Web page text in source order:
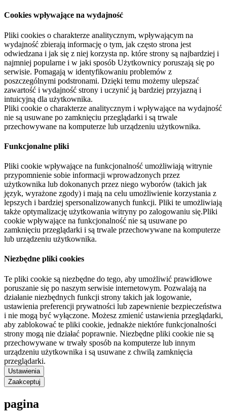
Cookies wpływające na wydajność
Pliki cookies o charakterze analitycznym, wpływającym na
wydajność zbierają informację o tym, jak często strona jest
odwiedzana i jak się z niej korzysta np. które strony są najbardziej i
najmniej popularne i w jaki sposób Użytkownicy poruszają się po
serwisie. Pomagają w identyfikowaniu problemów z
poszczególnymi podstronami. Dzięki temu możemy ulepszać
zawartość i wydajność strony i uczynić ją bardziej przyjazną i
intuicyjną dla użytkownika.
Pliki cookie o charakterze analitycznym i wpływające na wydajność
nie są usuwane po zamknięciu przeglądarki i są trwale
przechowywane na komputerze lub urządzeniu użytkownika.
Funkcjonalne pliki
Pliki cookie wpływające na funkcjonalność umożliwiają witrynie
przypomnienie sobie informacji wprowadzonych przez
użytkownika lub dokonanych przez niego wyborów (takich jak
język, wyrażone zgody) i mają na celu umożliwienie korzystania z
lepszych i bardziej spersonalizowanych funkcji. Pliki te umożliwiają
także optymalizację użytkowania witryny po zalogowaniu się.Pliki
cookie wpływające na funkcjonalność nie są usuwane po
zamknięciu przeglądarki i są trwale przechowywane na komputerze
lub urządzeniu użytkownika.
Niezbędne pliki cookies
Te pliki cookie są niezbędne do tego, aby umożliwić prawidłowe
poruszanie się po naszym serwisie internetowym. Pozwalają na
działanie niezbędnych funkcji strony takich jak logowanie,
ustawienia preferencji prywatności lub zapewnienie bezpieczeństwa
i nie mogą być wyłączone. Możesz zmienić ustawienia przeglądarki,
aby zablokować te pliki cookie, jednakże niektóre funkcjonalności
strony mogą nie działać poprawnie. Niezbędne pliki cookie nie są
przechowywane w trwały sposób na komputerze lub innym
urządzeniu użytkownika i są usuwane z chwilą zamknięcia
przeglądarki.
Ustawienia
Zaakceptuj
pagina